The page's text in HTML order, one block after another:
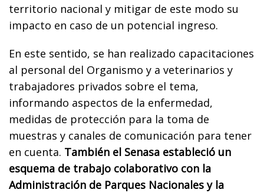
territorio nacional y mitigar de este modo su
impacto en caso de un potencial ingreso.
En este sentido, se han realizado capacitaciones
al personal del Organismo y a veterinarios y
trabajadores privados sobre el tema,
informando aspectos de la enfermedad,
medidas de protección para la toma de
muestras y canales de comunicación para tener
en cuenta. También el Senasa estableció un
esquema de trabajo colaborativo con la
Administración de Parques Nacionales y la